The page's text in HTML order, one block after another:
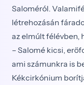
Saloméról.
létrehozásán
az elmúlt félévben,
– Salomé kicsi,
ami számunkra is
Kékcirkónium